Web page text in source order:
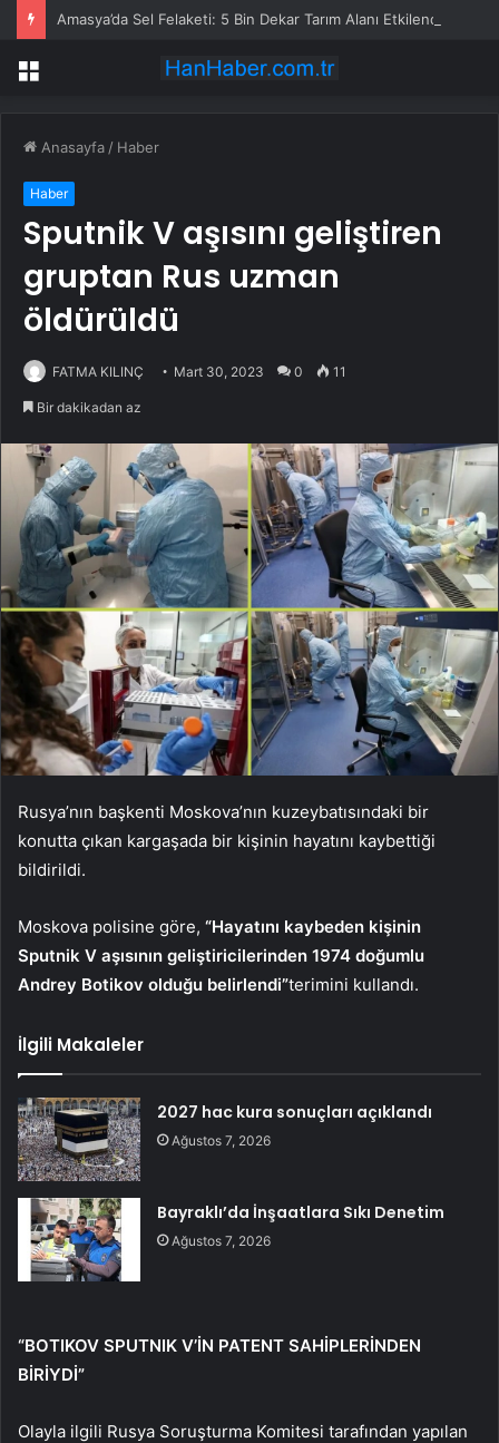
Amasya’da Sel Felaketi: 5 Bin Dekar Tarım Alanı Etkilendi
Menü
Anasayfa / Haber
Haber
Sputnik V aşısını geliştiren
gruptan Rus uzman
öldürüldü
FATMA KILINÇ Mart 30, 2023 0 11
Bir dakikadan az
Rusya’nın başkenti Moskova’nın kuzeybatısındaki bir
konutta çıkan kargaşada bir kişinin hayatını kaybettiği
bildirildi.
Moskova polisine göre, “Hayatını kaybeden kişinin
Sputnik V aşısının geliştiricilerinden 1974 doğumlu
Andrey Botikov olduğu belirlendi”terimini kullandı.
İlgili Makaleler
2027 hac kura sonuçları açıklandı
Ağustos 7, 2026
Bayraklı’da İnşaatlara Sıkı Denetim
Ağustos 7, 2026
“BOTIKOV SPUTNIK V’İN PATENT SAHİPLERİNDEN
BİRİYDİ”
Olayla ilgili Rusya Soruşturma Komitesi tarafından yapılan